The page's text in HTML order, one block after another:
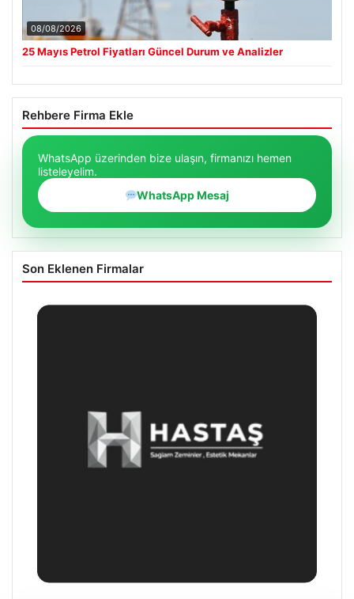
08/08/2026
25 Mayıs Petrol Fiyatları Güncel Durum ve Analizler
Rehbere Firma Ekle
WhatsApp üzerinden bize ulaşın, firmanızı hemen
listeleyelim.
WhatsApp Mesaj
Son Eklenen Firmalar